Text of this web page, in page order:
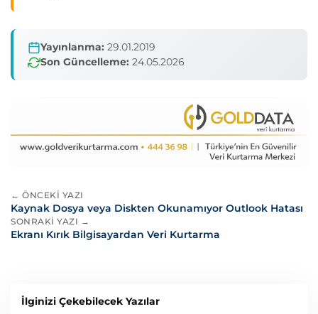
Yayınlanma: 29.01.2019
Son Güncelleme: 24.05.2026
← ÖNCEKI YAZI
Kaynak Dosya veya Diskten Okunamıyor Outlook Hatası
SONRAKI YAZI →
Ekranı Kırık Bilgisayardan Veri Kurtarma
İlginizi Çekebilecek Yazılar